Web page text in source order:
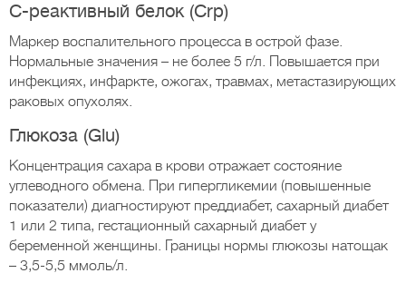
С-реактивный белок (Crp)
Маркер воспалительного процесса в острой фазе.
Нормальные значения – не более 5 г/л. Повышается при
инфекциях, инфаркте, ожогах, травмах, метастазирующих
раковых опухолях.
Глюкоза (Glu)
Концентрация сахара в крови отражает состояние
углеводного обмена. При гипергликемии (повышенные
показатели) диагностируют преддиабет, сахарный диабет
1 или 2 типа, гестационный сахарный диабет у
беременной женщины. Границы нормы глюкозы натощак
– 3,5-5,5 ммоль/л.